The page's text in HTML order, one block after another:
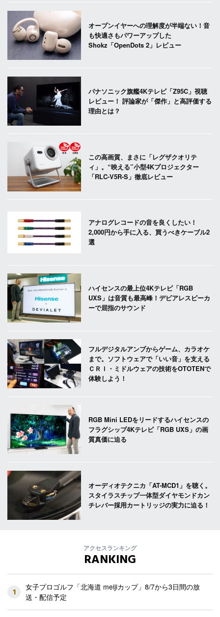
オープンイヤーへの理解度が半端ない！音
も快適さもパワーアップした
Shokz「OpenDots 2」レビュー
パナソニック旗艦4Kテレビ「Z95C」視聴
レビュー！ 評論家が「傑作」と高評価する
理由とは？
この高画質、まさに「レグザクオリテ
ィ」。“映える”小型4Kプロジェクター
「RLC-V5R-S」徹底レビュー
アナログレコードの音を良くしたい！
2,000円から手に入る、買うべきケーブル2
選
ハイセンスの最上位4Kテレビ「RGB
UXS」は音質も最高峰！デビアレスピーカ
ーで屈指のサウンド
フルデジタルアンプからゲーム、カラオケ
まで。ソフトウェアで「いい音」を支える
ＣＲＩ・ミドルウェアの技術をOTOTENで
体験しよう！
RGB Mini LEDをリードするハイセンスの
フラグシップ4Kテレビ「RGB UXS」の画
質真価に迫る
オーディオテクニカ「AT-MCD1」を聴く。
スタイラスチップ一体型ダイヤモンドカン
チレバー採用カートリッジの実力に迫る！
アクセスランキング
RANKING
1
女子プロゴルフ「北海道 meijiカップ」8/7から3日間の放
送・配信予定